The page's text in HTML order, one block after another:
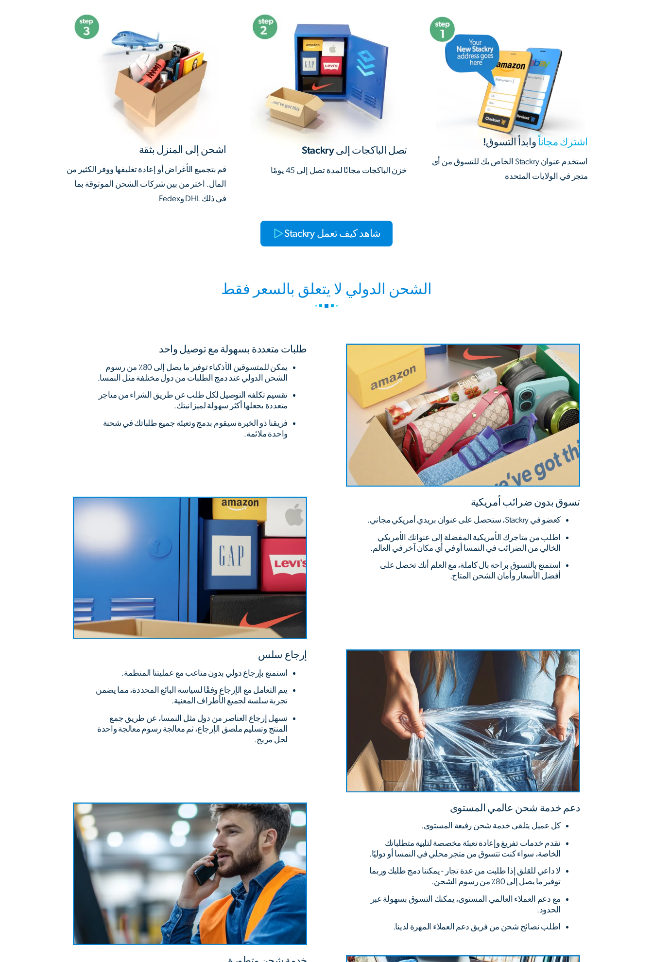
اشترك مجاناً وابدأ التسوق!
استخدم عنوان Stackry الخاص بك للتسوق من أي
متجر في الولايات المتحدة
تصل الباكجات إلى Stackry
خزن الباكجات مجانًا لمدة تصل إلى 45 يومًا
اشحن إلى المنزل بثقة
قم بتجميع الأغراض أو إعادة تغليفها ووفر الكثير من
المال. اختر من بين شركات الشحن الموثوقة بما
في ذلك DHL وFedex
شاهد كيف تعمل Stackry
الشحن الدولي لا يتعلق بالسعر فقط
طلبات متعددة بسهولة مع توصيل واحد
يمكن للمتسوقين الأذكياء توفير ما يصل إلى 80٪ من رسوم
الشحن الدولي عند دمج الطلبات من دول مختلفة مثل النمسا.
تقسيم تكلفة التوصيل لكل طلب عن طريق الشراء من متاجر
متعددة يجعلها أكثر سهولة لميزانيتك.
فريقنا ذو الخبرة سيقوم بدمج وتعبئة جميع طلباتك في شحنة
واحدة ملائمة.
تسوق بدون ضرائب أمريكية
كعضو في Stackry، ستحصل على عنوان بريدي أمريكي مجاني.
اطلب من متاجرك الأمريكية المفضلة إلى عنوانك الأمريكي
الخالي من الضرائب في النمسا أو في أي مكان آخر في العالم.
استمتع بالتسوق براحة بال كاملة، مع العلم أنك تحصل على
أفضل الأسعار وأمان الشحن المتاح.
إرجاع سلس
استمتع بإرجاع دولي بدون متاعب مع عمليتنا المنظمة.
يتم التعامل مع الإرجاع وفقًا لسياسة البائع المحددة، مما يضمن
تجربة سلسة لجميع الأطراف المعنية.
نسهل إرجاع العناصر من دول مثل النمسا، عن طريق جمع
المنتج وتسليم ملصق الإرجاع، ثم معالجة رسوم معالجة واحدة
لحل مريح.
دعم خدمة شحن عالمي المستوى
كل عميل يتلقى خدمة شحن رفيعة المستوى.
نقدم خدمات تفريغ وإعادة تعبئة مخصصة لتلبية متطلباتك
الخاصة، سواء كنت تتسوق من متجر محلي في النمسا أو دوليًا.
لا داعي للقلق إذا طلبت من عدة تجار - يمكننا دمج طلبك وربما
توفير ما يصل إلى 80٪ من رسوم الشحن.
مع دعم العملاء العالمي المستوى، يمكنك التسوق بسهولة عبر
الحدود.
اطلب نصائح شحن من فريق دعم العملاء المهرة لدينا.